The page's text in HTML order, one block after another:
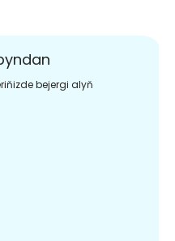
bejergi alyň